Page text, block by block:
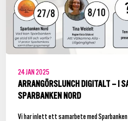
24JAN2025
ARRANGÖRSLUNCH DIGITALT – I
SPARBANKEN NORD
Vi har inlett ett samarbete med